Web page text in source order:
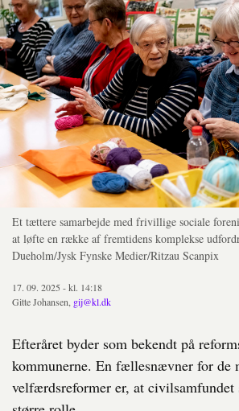
Et tættere samarbejde med frivillige sociale
at løfte en række af fremtidens komplekse
Dueholm/Jysk Fynske Medier/Ritzau Scanpix
17. 09. 2025 - kl. 14:18
Gitte Johansen, gij@kl.dk
Efteråret byder som bekendt på
kommunerne. En fællesnævner for de
velfærdsreformer er, at civilsamfundet